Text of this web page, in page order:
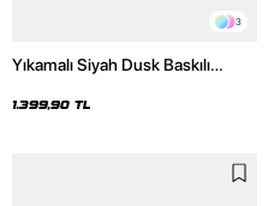
3
Yıkamalı Siyah Dusk Baskılı
1.399,90 TL